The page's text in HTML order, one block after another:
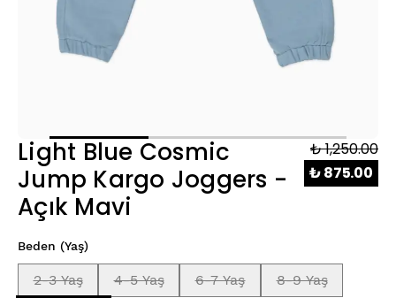
Light Blue Cosmic
Jump Kargo Joggers -
Açık Mavi
₺ 1,250.00
₺ 875.00
Beden (Yaş)
2-3 Yaş 4-5 Yaş 6-7 Yaş
8-9 Yaş